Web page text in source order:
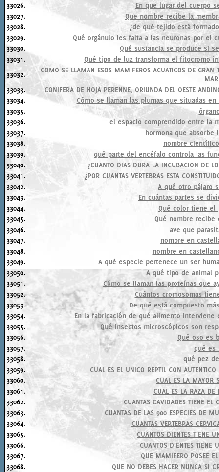
33026.
En que lugar del cuerpo
33027.
Que nombre recibe la
33028.
¿de qué tejido está
33029.
Qué orgánulo les falta a las neuronas por el
33030.
Qué sustancia se produce si
33031.
Qué tipo de luz transforma el fitocromo
33032.
COMO SE LLAMAN ESOS MAMIFEROS ACUATICOS DE
33033.
CONIFERA DE HOJA PERENNE, ORIUNDA DEL OESTE
33034.
Cómo se llaman las plumas que situadas
33035.
33036.
el espacio comprendido entre la
33037.
hormona que absorbe
33038.
nombre
33039.
qué parte del encéfalo controla las
33040.
¿CUANTO DIAS DURA LA INCUBACION DE
33041.
¿POR CUANTAS VERTEBRAS ESTA
33042.
A qué otro pájaro
33043.
En cuántas partes se
33044.
Qué color tiene el
33045.
Qué nombre recibe
33046.
ave que
33047.
nombre en
33048.
nombre en
33049.
A qué especie pertenece un ser
33050.
A qué tipo de animal
33051.
Cómo se llaman las proteínas que
33052.
Cuántos cromosomas
33053.
De qué está compuesto
33054.
En la fabricación de qué alimento interviene
33055.
Qué insectos microscópicos son
33056.
Qué oso es
33057.
qué es
33058.
qué pez
33059.
CUAL ES EL UNICO REPTIL CON
33060.
CUAL ES LA MAYOR
33061.
CUAL ES LA RAZA DE
33062.
CUANTAS CAVIDADES TIENE
33063.
CUANTAS DE LAS 900 ESPECIES DE
33064.
CUANTAS VERTEBRAS
33065.
CUANTOS DIENTES TIENE
33066.
CUANTOS DIENTES
33067.
QUE MAMIFERO POSEE
33068.
QUE NO DEBES HACER NUNCA SI